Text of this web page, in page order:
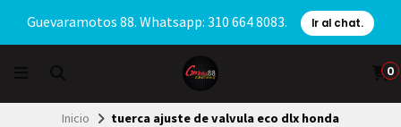
Guevaramotos 88. Whatsapp: 310 664 8083. Ir al chat.
0
Inicio tuerca ajuste de valvula eco dlx honda